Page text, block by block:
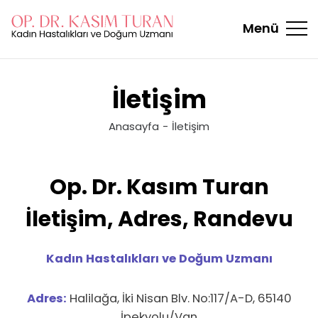
Menü
İletişim
Anasayfa İletişim
Op. Dr. Kasım Turan
İletişim, Adres, Randevu
Kadın Hastalıkları ve Doğum Uzmanı
Adres: Halilağa, İki Nisan Blv. No:117/A-D, 65140